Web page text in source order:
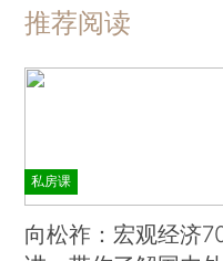
推荐阅读
私房课
向松祚：宏观经济